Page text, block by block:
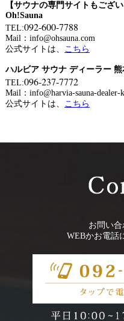
【サウナの専門サイトもござい
Oh!Sauna
TEL:092-600-7788
Mail：info@ohsauna.com
公式サイトは、 こちら
ハルビア サウナ ディーラー 熊
TEL:096-237-7772
Mail：info@harvia-sauna-dealer-
公式サイトは、 こちら
お問い
WEBかお電話